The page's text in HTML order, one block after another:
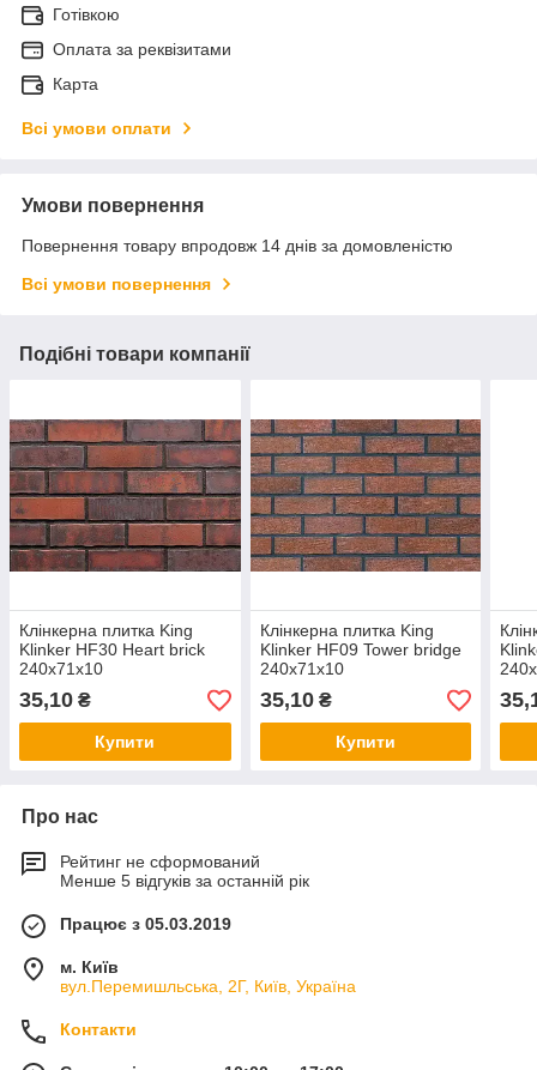
Готівкою
Оплата за реквізитами
Карта
Всі умови оплати
Умови повернення
Повернення товару впродовж 14 днів за домовленістю
Всі умови повернення
Подібні товари компанії
Клінкерна плитка King
Klinker HF30 Heart brick
240x71x10
35,10 ₴
Купити
Клінкерна плитка King
Klinker HF09 Tower bridge
240x71x10
35,10₴
Купити
Про нас
Рейтинг не сформований
Менше 5 відгуків за останній рік
Працює з 05.03.2019
м. Київ
вул.Перемишльська, 2Г, Київ, Україна
Контакти